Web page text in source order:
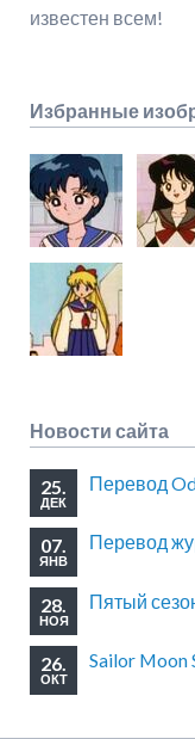
известен всем!
Избранные
Новости сайта
25.
ДЕК
Перевод
07.
ЯНВ
Перевод
28.
НОЯ
Пятый
26.
ОКТ
Sailor Moon